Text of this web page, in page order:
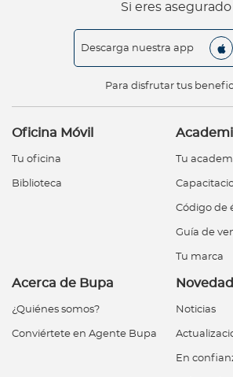
Si eres asegurado
Descarga nuestra app
Para disfrutar tus
Oficina Móvil
Tu oficina
Biblioteca
Tu
Código de
Guía de
Tu marca
Acerca de Bupa
¿Quiénes somos?
Conviértete en Agente Bupa
Noticias
En